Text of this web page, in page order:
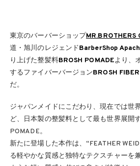
東京のバーバーショップMR.BROTHERS
道・旭川のレジェンドBarberShop
り上げた整髪料BROSH POMADEより、
するファイバーバージョンBROSH
だ。
ジャパンメイドにこだわり、現在では世
ど、日本製の整髪料として最も世界展開
POMADE。
新たに登場した本作は、“FEATHER
る軽やかな質感と独特なテクスチャーを